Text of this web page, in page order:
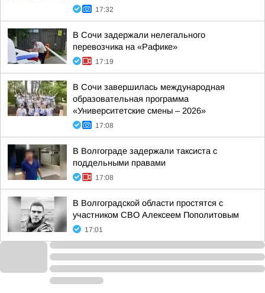
17:32
В Сочи задержали нелегального
перевозчика на «Рафике»
17:19
В Сочи завершилась международная
образовательная программа
«Университетские смены – 2026»
17:08
В Волгограде задержали таксиста с
поддельными правами
17:08
В Волгоградской области простятся с
участником СВО Алексеем Пополитовым
17:01